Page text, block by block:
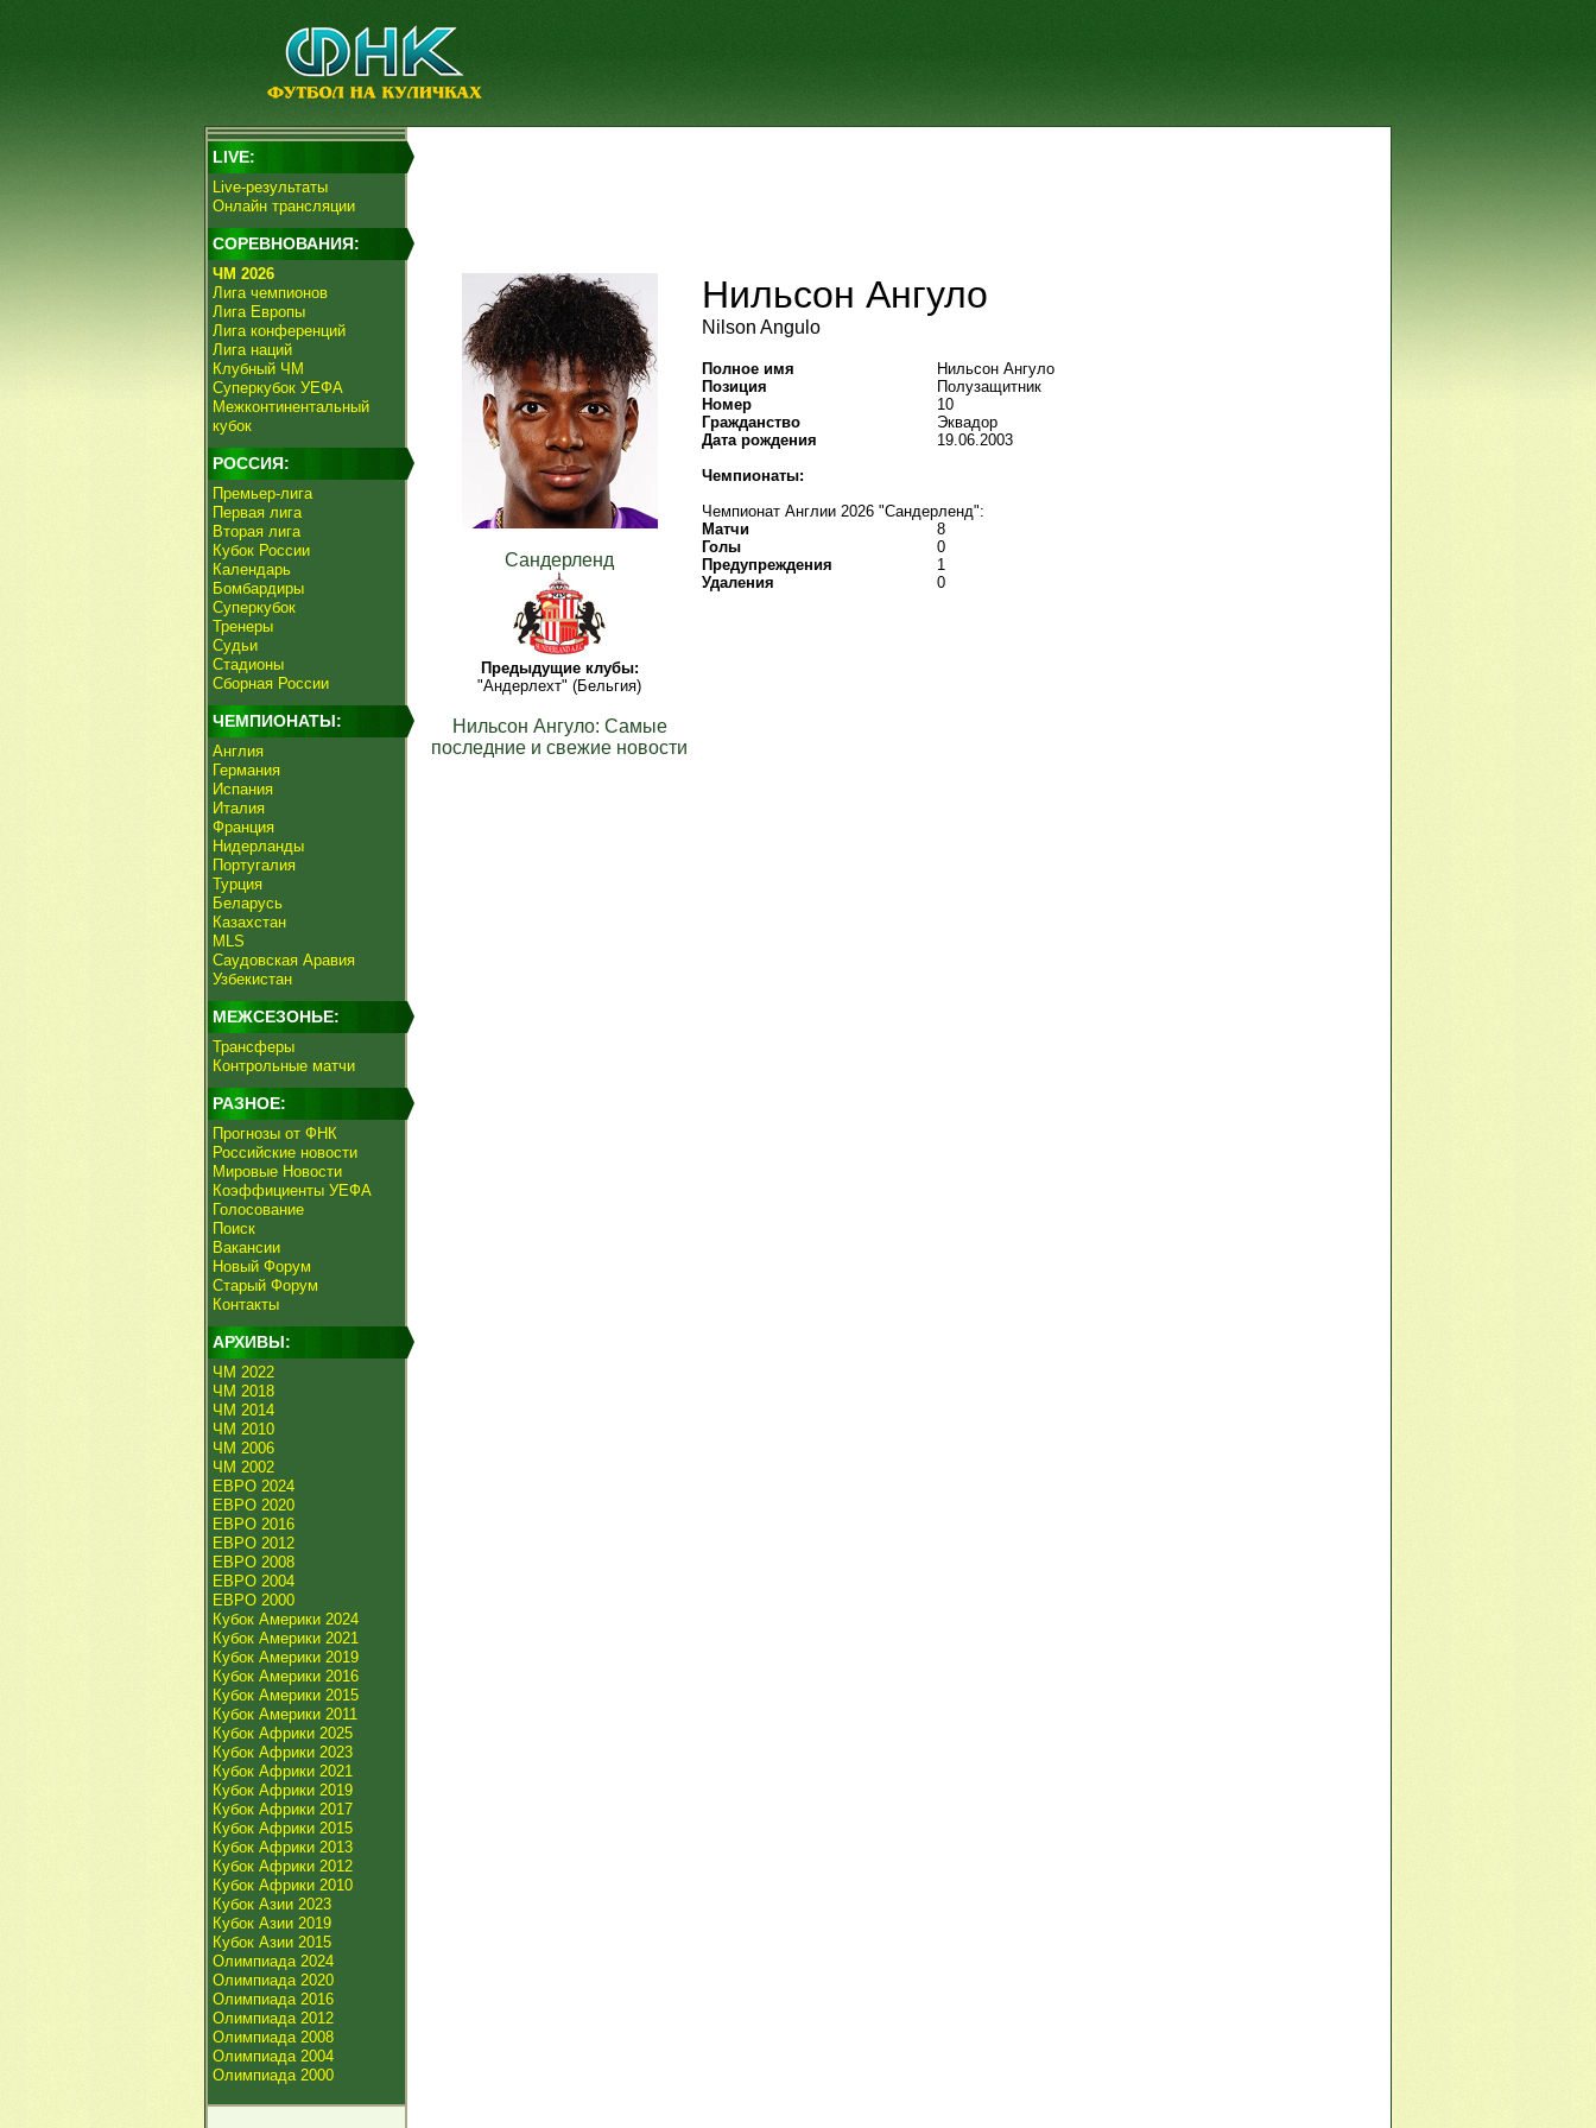
LIVE:
Live-результаты
Онлайн трансляции
СОРЕВНОВАНИЯ:
ЧМ 2026
Лига чемпионов
Лига Европы
Лига конференций
Лига наций
Клубный ЧМ
Суперкубок УЕФА
Межконтинентальный
кубок
РОССИЯ:
Премьер-лига
Первая лига
Вторая лига
Кубок России
Календарь
Бомбардиры
Суперкубок
Тренеры
Судьи
Стадионы
Сборная России
ЧЕМПИОНАТЫ:
Англия
Германия
Испания
Италия
Франция
Нидерланды
Португалия
Турция
Беларусь
Казахстан
MLS
Саудовская Аравия
Узбекистан
МЕЖСЕЗОНЬЕ:
Трансферы
Контрольные матчи
РАЗНОЕ:
Прогнозы от ФНК
Российские новости
Мировые Новости
Коэффициенты УЕФА
Голосование
Поиск
Вакансии
Новый Форум
Старый Форум
Контакты
АРХИВЫ:
ЧМ 2022
ЧМ 2018
ЧМ 2014
ЧМ 2010
ЧМ 2006
ЧМ 2002
ЕВРО 2024
ЕВРО 2020
ЕВРО 2016
ЕВРО 2012
ЕВРО 2008
ЕВРО 2004
ЕВРО 2000
Кубок Америки 2024
Кубок Америки 2021
Кубок Америки 2019
Кубок Америки 2016
Кубок Америки 2015
Кубок Америки 2011
Кубок Африки 2025
Кубок Африки 2023
Кубок Африки 2021
Кубок Африки 2019
Кубок Африки 2017
Кубок Африки 2015
Кубок Африки 2013
Кубок Африки 2012
Кубок Африки 2010
Кубок Азии 2023
Кубок Азии 2019
Кубок Азии 2015
Олимпиада 2024
Олимпиада 2020
Олимпиада 2016
Олимпиада 2012
Олимпиада 2008
Олимпиада 2004
Олимпиада 2000
Сандерленд
Предыдущие клубы:
"Андерлехт" (Бельгия)
Нильсон Ангуло: Самые
последние и свежие новости
Нильсон Ангуло
Nilson Angulo
Полное имя
Нильсон Ангуло
Позиция
Полузащитник
Номер
10
Гражданство
Эквадор
Дата рождения
19.06.2003
Чемпионаты:
Чемпионат Англии 2026 "Сандерленд":
Матчи
8
Голы
0
Предупреждения
1
Удаления
0